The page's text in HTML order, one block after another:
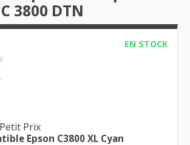
3800 DTN
EN STOCK
Prix
Epson C3800 XL Cyan